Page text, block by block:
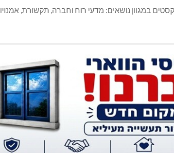
במגוון נושאים: מדעי רוח וחברה, תקשורת,